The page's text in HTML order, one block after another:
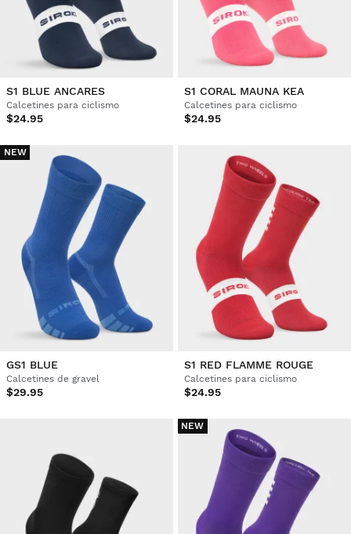
S1 BLUE ANCARES
Calcetines para ciclismo
$24.95
S1 CORAL MAUNA KEA
Calcetines para ciclismo
$24.95
NEW
GS1 BLUE
Calcetines de gravel
$29.95
S1 RED FLAMME ROUGE
Calcetines para ciclismo
$24.95
NEW